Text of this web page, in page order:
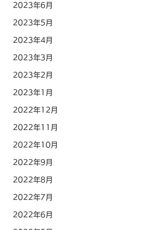
2023年6月
2023年5月
2023年4月
2023年3月
2023年2月
2023年1月
2022年12月
2022年11月
2022年10月
2022年9月
2022年8月
2022年7月
2022年6月